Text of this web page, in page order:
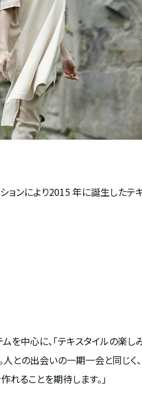
ョンにより2015 年に誕生した
を中心に、「テキスタイルの
との出会いの一期一会と同じ
ることを期待します。」